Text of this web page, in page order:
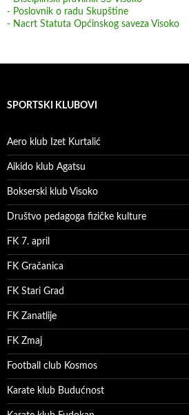
- Poslovnik o radu Skupštine
- Nacrt Statuta Općinskog saveza Visoko
SPORTSKI KLUBOVI
Aero klub Izet Kurtalić
Aikido klub Agatsu
Bokserski klub Visoko
Društvo pedagoga fizičke kulture
FK 7. april
FK Gračanica
FK Stari Grad
FK Zanatlije
FK Zmaj
Football club Kosmos
Karate klub Budućnost